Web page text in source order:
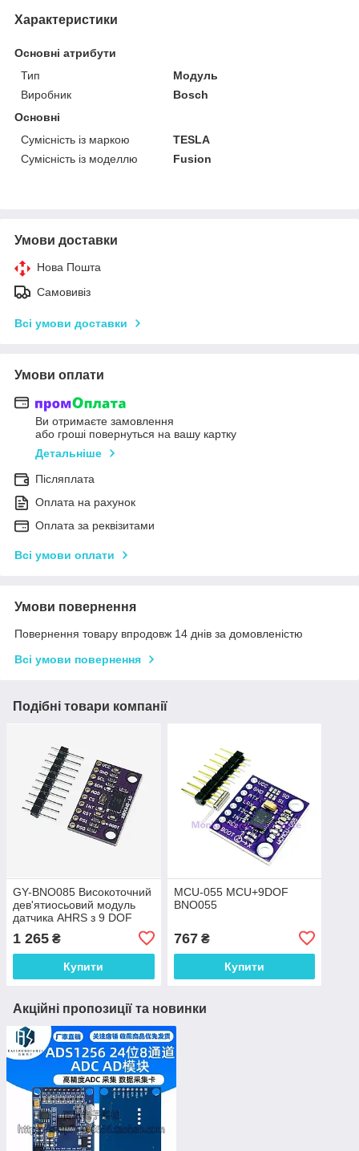
Характеристики
Основні атрибути
Тип
Модуль
Виробник
Bosch
Основні
Сумісність із маркою
TESLA
Сумісність із моделлю
Fusion
Умови доставки
Нова Пошта
Самовивіз
Всі умови доставки
Умови оплати
Ви отримаєте замовлення
або гроші повернуться на вашу картку
Детальніше
Післяплата
Оплата на рахунок
Оплата за реквізитами
Всі умови оплати
Умови повернення
Повернення товару впродовж 14 днів за домовленістю
Всі умови повернення
Подібні товари компанії
GY-BNO085 Високоточний
дев'ятиосьовий модуль
датчика AHRS з 9 DOF
1 265 ₴
Купити
MCU-055 MCU+9DOF
BNO055
767₴
Купити
Акційні пропозиції та новинки